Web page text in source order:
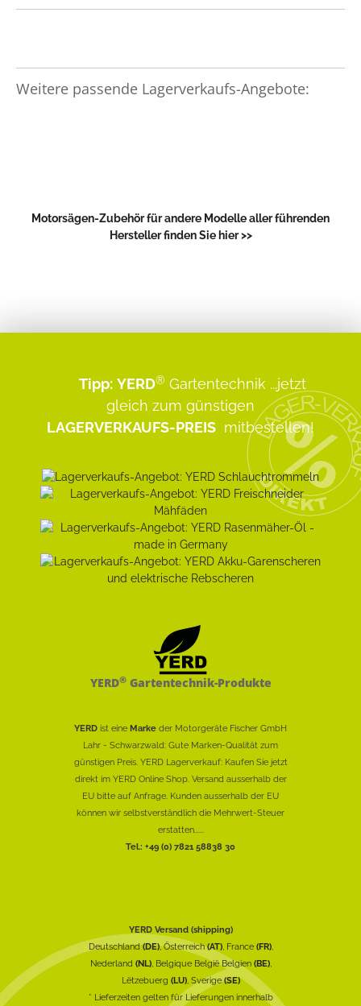
Weitere passende Lagerverkaufs-Angebote:
Motorsägen-Zubehör für andere Modelle aller führenden
Hersteller finden Sie hier >>
Tipp: YERD® Gartentechnik ...jetzt
gleich zum günstigen
LAGERVERKAUFS-PREIS mitbestellen!
YERD®Gartentechnik-Produkte
YERD ist eine Marke der Motorgeräte Fischer GmbH
Lahr - Schwarzwald: Gute Marken-Qualität zum
günstigen Preis. YERD Lagerverkauf: Kaufen Sie jetzt
direkt im YERD Online Shop. Versand ausserhalb der
EU bitte auf Anfrage. Kunden ausserhalb der EU
können wir selbstverständlich die Mehrwert-Steuer
erstatten......
Tel.: +49 (0) 7821 58838 30
YERD Versand (shipping)
Deutschland(DE), Österreich(AT), France (FR),
Nederland (NL), Belgique België Belgien (BE),
Lëtzebuerg (LU), Sverige(SE)
* Lieferzeiten gelten für Lieferungen innerhalb